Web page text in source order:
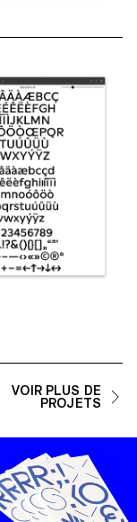
VOIR PLUS DE
PROJETS